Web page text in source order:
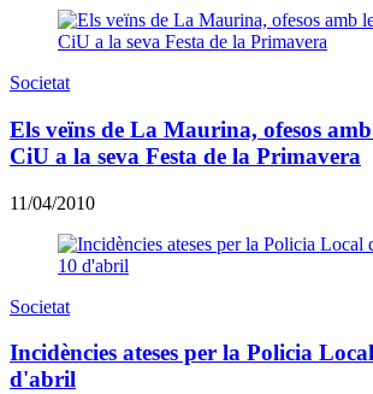
Societat
Els veïns de La Maurina, ofesos
CiU a la seva Festa de la Primavera
11/04/2010
Societat
Incidències ateses per la Policia
d'abril